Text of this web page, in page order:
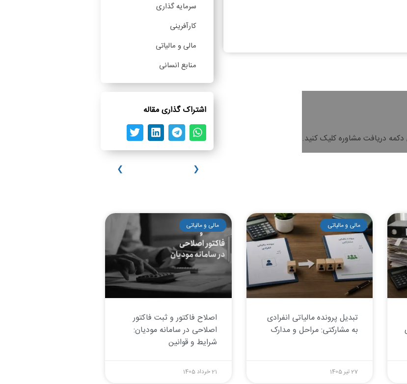
دریافت مشاوره کلیک کنید.
سرمایه گذاری
کارآفرینی
مالی و مالیاتی
منابع انسانی
اشتراک گذاری مقاله
❮ ❯
مالی و مالیاتی
تبدیل پرونده مالیاتی انفرادی
به مشارکتی: مراحل و مدارک
27 تیر 1405
مالی و مالیاتی
اصلاح فاکتور و ثبت فاکتور
اصلاحی در سامانه مودیان:
شرایط و قوانین
21 خرداد 1405